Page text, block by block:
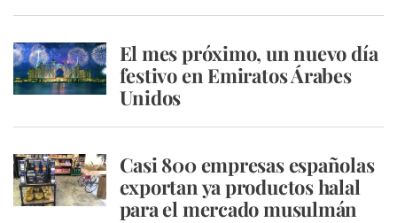
El mes próximo, un nuevo día
festivo en Emiratos Árabes
Unidos
Casi 800 empresas españolas
exportan ya productos halal
para el mercado musulmán